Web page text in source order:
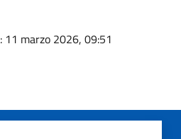
: 11 marzo 2026, 09:51